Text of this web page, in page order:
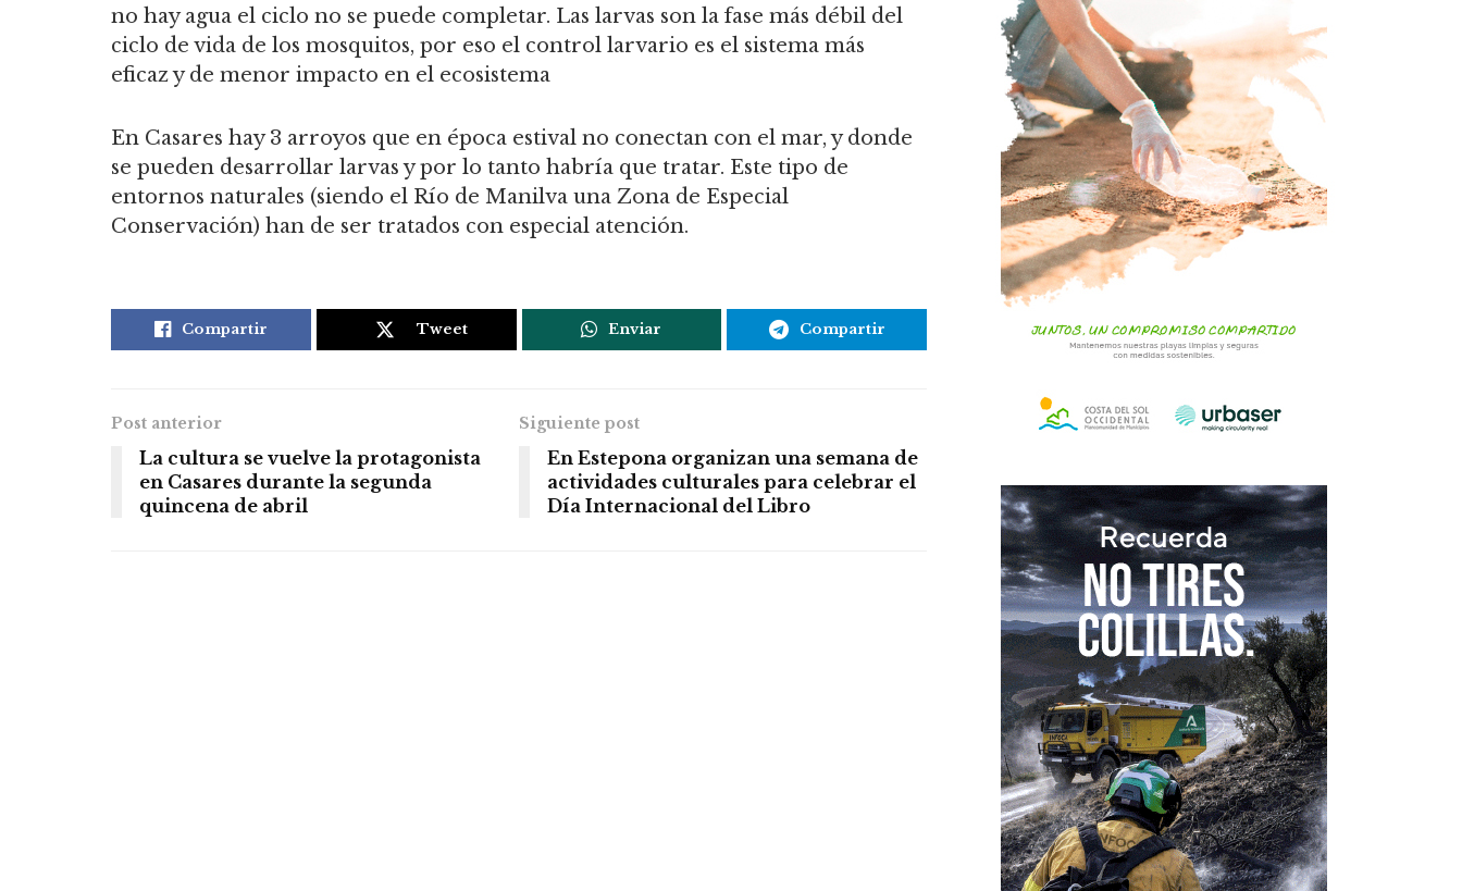
no hay agua el ciclo no se puede completar. Las larvas son la fase más débil del
ciclo de vida de los mosquitos, por eso el control larvario es el sistema más
eficaz y de menor impacto en el ecosistema
En Casares hay 3 arroyos que en época estival no conectan con el mar, y donde
se pueden desarrollar larvas y por lo tanto habría que tratar. Este tipo de
entornos naturales (siendo el Río de Manilva una Zona de Especial
Conservación) han de ser tratados con especial atención.
Compartir Tweet Enviar Compartir
Post anterior
La cultura se vuelve la protagonista
en Casares durante la segunda
quincena de abril
Siguiente post
En Estepona organizan una semana de
actividades culturales para celebrar el
Día Internacional del Libro